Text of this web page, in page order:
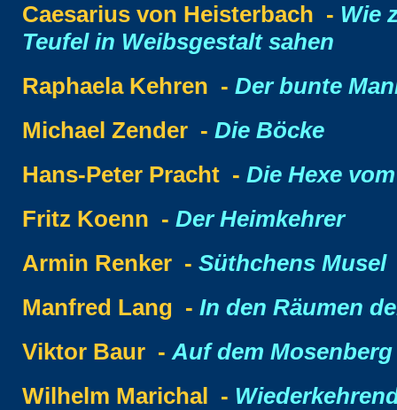
Caesarius von Heisterbach - Wie
Teufel in Weibsgestalt sahen
Raphaela Kehren - Der bunte
Michael Zender - Die Böcke
Hans-Peter Pracht - Die Hexe
Fritz Koenn - Der Heimkehrer
Armin Renker - Süthchens Musel
Manfred Lang - In den Räumen
Viktor Baur -Auf dem Mosenberg
Wilhelm Marichal -